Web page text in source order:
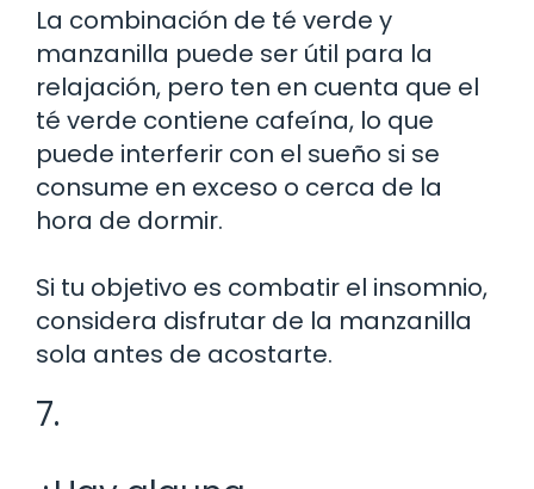
La combinación de té verde y
manzanilla puede ser útil para la
relajación, pero ten en cuenta que el
té verde contiene cafeína, lo que
puede interferir con el sueño si se
consume en exceso o cerca de la
hora de dormir.
Si tu objetivo es combatir el insomnio,
considera disfrutar de la manzanilla
sola antes de acostarte.
7.